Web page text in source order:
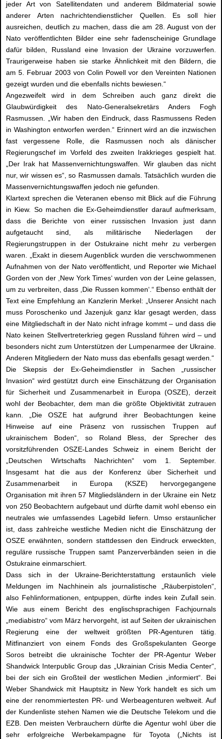
jeder Art von Satellitendaten und anderem Bildmaterial sowie
anderer Arten nachrichtendienstlicher Quellen. Es soll hier
ausreichen, deutlich zu machen, dass die am 28. August von der
Nato veröffentlichten Bilder eine sehr fadenscheinige Grundlage
dafür bilden, Russland eine Invasion der Ukraine vorzuwerfen.
Traurigerweise haben sie starke Ähnlichkeit mit den Bildern, die
am 5. Februar 2003 von Colin Powell vor den Vereinten Nationen
gezeigt wurden und die ebenfalls nichts bewiesen.“
Angezweifelt wird in dem Schreiben auch ganz direkt die
Glaubwürdigkeit des Nato-Generalsekretärs Anders Fogh
Rasmussen. „Wir haben den Eindruck, dass Rasmussens Reden
in Wa­shington entworfen werden.“ Erinnert wird an die inzwischen
fast vergessene Rolle, die Rasmussen noch als dänischer
Regierungschef im Vorfeld des zweiten Irakkrieges gespielt hat.
„Der Irak hat Massenvernichtungswaffen. Wir glauben das nicht
nur, wir wissen es“, so Rasmussen damals. Tatsächlich wurden die
Massenvernichtungswaffen jedoch nie gefunden.
Klartext sprechen die Veteranen ebenso mit Blick auf die Führung
in Kiew. So machen die Ex-Geheimdienstler darauf aufmerksam,
dass die Berichte von einer russischen Invasion just dann
aufgetaucht sind, als militärische Niederlagen der
Regierungstruppen in der Ostukraine nicht mehr zu verbergen
waren. „Exakt in diesem Augenblick wurden die verschwommenen
Aufnahmen von der Nato veröffentlicht, und Reporter wie Michael
Gorden von der ,New York Times‘ wurden von der Leine gelassen,
um zu verbreiten, dass ,Die Russen kommen‘.“ Ebenso enthält der
Text eine Empfehlung an Kanzlerin Merkel: „Unserer Ansicht nach
muss Poroschenko und Jazenjuk ganz klar gesagt werden, dass
eine Mitgliedschaft in der Nato nicht infrage kommt – und dass die
Nato keinen Stellvertreterkrieg gegen Russland führen wird – und
besonders nicht zum Unterstützen der Lumpenarmee der Ukraine.
Anderen Mitgliedern der Nato muss das ebenfalls gesagt werden.“
Die Skepsis der Ex-Geheimdienstler in Sachen „russischer
Invasion“ wird gestützt durch eine Einschätzung der Organisation
für Sicherheit und Zusammenarbeit in Europa (OSZE), derzeit
wohl der Beobachter, dem man die größte Objektivität zutrauen
kann. „Die OSZE hat aufgrund ihrer Beobachtungen keine
Hinweise auf eine Präsenz von russischen Truppen auf
ukrainischem Boden“, so Roland Bless, der Sprecher des
vorsitzführenden OSZE-Landes Schweiz in einem Bericht der
„Deutschen Wirtschafts Nachrichten“ vom 1. September.
Insgesamt hat die aus der Konferenz über Sicherheit und
Zusammenarbeit in Europa (KSZE) hervorgegangene
Organisation mit ihren 57 Mitgliedsländern in der Ukraine ein Netz
von 250 Beobachtern aufgebaut und dürfte damit wohl ebenso ein
neutrales wie umfassendes Lagebild liefern. Umso erstaunlicher
ist, dass zahlreiche westliche Medien nicht die Einschätzung der
OSZE erwähnten, sondern stattdessen den Eindruck erweckten,
reguläre russische Truppen samt Panzerverbänden seien in die
Ostukraine einmarschiert.
Dass sich in der Ukraine-Berichterstattung erstaunlich viele
Meldungen im Nachhinein als journalistische „Räuberpistolen“,
also Fehlinformationen, entpuppen, dürfte indes kein Zufall sein.
Wie aus einem Bericht des englischsprachigen Fachjournals
„mediabistro“ vom März hervorgeht, ist auf Seiten der ukrainischen
Regierung eine der weltweit größten PR-Agenturen tätig.
Mitfinanziert von einem Fonds des Großspekulanten George
Soros betreibt die ukrainische Tochter der PR-Agentur Weber
Shandwick Interpublic Group das „Ukrainian Crisis Media Center“,
bei der sich ein Großteil der westlichen Medien „informiert“. Bei
Weber Shandwick mit Hauptsitz in New York handelt es sich um
eine der renommiertesten PR- und Werbeagenturen weltweit. Auf
der Kundenliste stehen Namen wie die Deutsche Telekom und die
EZB. Den meisten Verbrauchern dürfte die Agentur wohl über die
sehr erfolgreiche Werbekampagne für Toyota („Nichts ist